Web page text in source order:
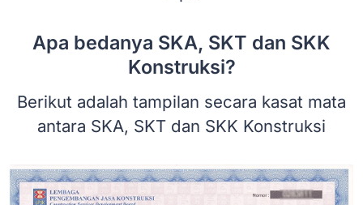
Apa bedanya SKA, SKT dan SKK
Konstruksi?
Berikut adalah tampilan secara kasat mata
antara SKA, SKT dan SKK Konstruksi